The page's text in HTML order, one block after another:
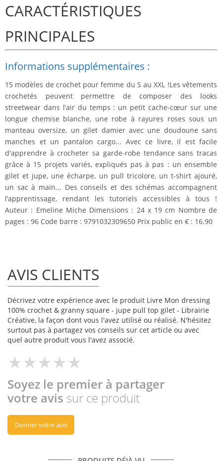
CARACTÉRISTIQUES
PRINCIPALES
Informations supplémentaires :
15 modèles de crochet pour femme du S au XXL !Les vêtements
crochetés peuvent permettre de composer des looks
streetwear dans l’air du temps : un petit cache-cœur sur une
longue chemise blanche, une robe à rayures roses sous un
manteau oversize, un gilet damier avec une doudoune sans
manches et un pantalon cargo... Avec ce livre, il est facile
d'apprendre à crocheter sa garde-robe tendance sans tracas
grâce à 15 projets variés, expliqués pas à pas : un ensemble
gilet et jupe, une écharpe, un pull tricolore, un t-shirt ajouré,
un sac à main... Des conseils et des schémas accompagnent
l’apprentissage, rendant les tutoriels accessibles à tous !
Auteur : Emeline Miche Dimensions : 24 x 19 cm Nombre de
pages : 96 Code barre : 9791032309650 Prix public en € : 16.90
AVIS CLIENTS
Décrivez votre expérience avec le produit Livre Mon dressing
100% crochet & granny square - jupe pull top gilet - Librairie
Créative, la façon dont vous l'avez utilisé ou réalisé. N'hésitez
surtout pas à partagez vos conseils sur cet article ou avec
quel autre produit vous l'avez associé.
Soyez le premier à partager
votre avis sur ce produit
Donner votre avis